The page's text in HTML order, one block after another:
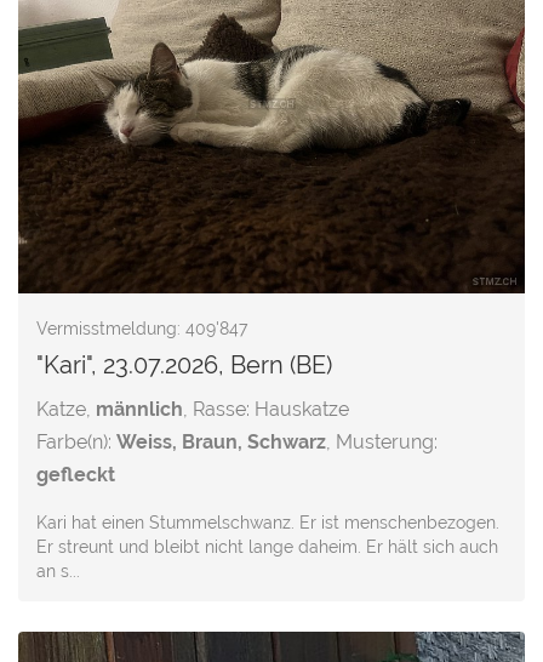
Vermisstmeldung: 409'847
"Kari", 23.07.2026, Bern (BE)
Katze, männlich, Rasse: Hauskatze
Farbe(n): Weiss, Braun, Schwarz, Musterung:
gefleckt
Kari hat einen Stummelschwanz. Er ist menschenbezogen.
Er streunt und bleibt nicht lange daheim. Er hält sich auch
an s...